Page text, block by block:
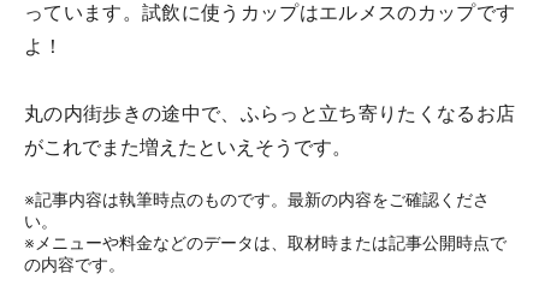
っています。試飲に使うカップはエルメスのカップです
よ！
丸の内街歩きの途中で、ふらっと立ち寄りたくなるお店
がこれでまた増えたといえそうです。
※記事内容は執筆時点のものです。最新の内容をご確認くださ
い。
※メニューや料金などのデータは、取材時または記事公開時点で
の内容です。